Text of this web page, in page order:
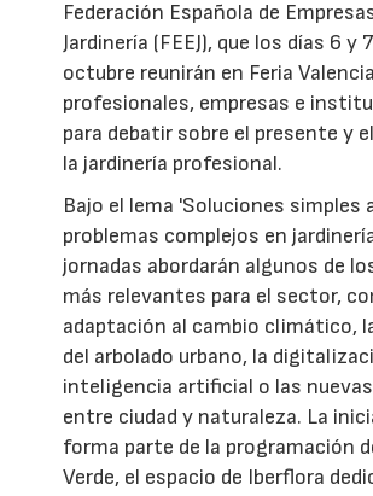
Federación Española de
Jardinería (FEEJ), que los días 6 y
octubre reunirán en Feria
profesionales, empresas e
para debatir sobre el presente y
la jardinería profesional.
Bajo el lema 'Soluciones simples
problemas complejos en
jornadas abordarán algunos de
más relevantes para el sector,
adaptación al cambio climático,
del arbolado urbano, la
inteligencia artificial o las
entre ciudad y naturaleza. La
forma parte de la programación
Verde, el espacio de Iberflora